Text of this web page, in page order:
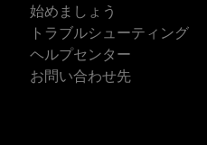
始めましょう
トラブルシューティング
ヘルプセンター
お問い合わせ先